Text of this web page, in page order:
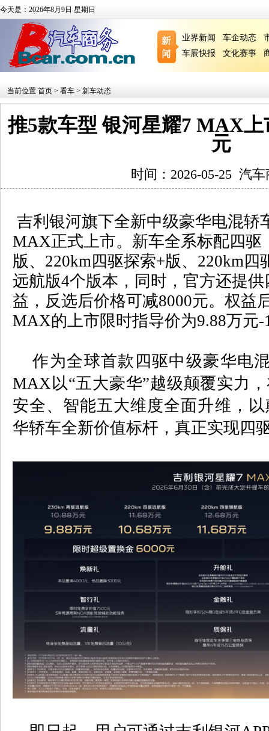
今天是：2026年8月9日 星期日
业界新闻 车企动态
车展快报
文化赛事
当前位置:首页 > 看车 > 新车动态
推5款车型 银河星耀7 MAX上
元
时间：2026-05-25 汽车
吉利银河旗下全新中级豪华电混
MAX正式上市。新车全系标配四驱
版、 220km四驱探索+版、 220km四
远航版4个版本，同时，官方还提
益，反选后价格可减8000元。权益
MAX的上市限时指导价为9.88万元-
作为全球首款四驱中级豪华电
MAX以“五大豪华”越级颠覆实力
安全、智能五大维度全面升维，
华轿车全新价值标杆，真正实现四